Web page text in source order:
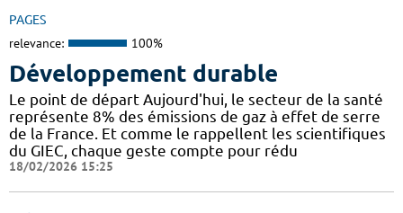
PAGES
relevance: 100%
Développement durable
Le point de départ Aujourd'hui, le secteur de la santé
représente 8% des émissions de gaz à effet de serre
de la France. Et comme le rappellent les scientifiques
du GIEC, chaque geste compte pour rédu
18/02/2026 15:25